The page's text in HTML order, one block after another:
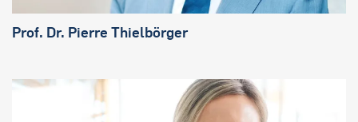
Prof. Dr. Pierre Thielbörger